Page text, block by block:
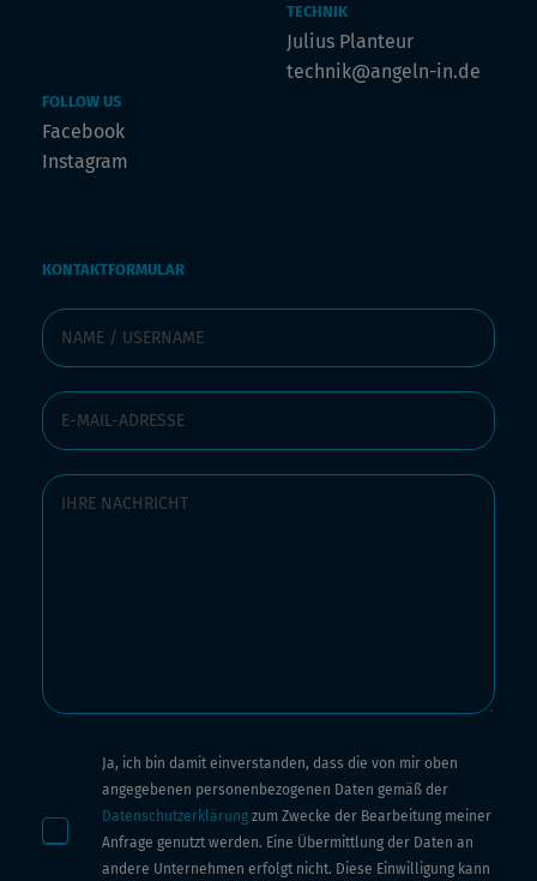
TECHNIK
Julius Planteur
technik@angeln-in.de
FOLLOW US
Facebook
Instagram
KONTAKTFORMULAR
Ja, ich bin damit einverstanden, dass die von mir oben
angegebenen personenbezogenen Daten gemäß der
Datenschutzerklärung zum Zwecke der Bearbeitung meiner
Anfrage genutzt werden. Eine Übermittlung der Daten an
andere Unternehmen erfolgt nicht. Diese Einwilligung kann